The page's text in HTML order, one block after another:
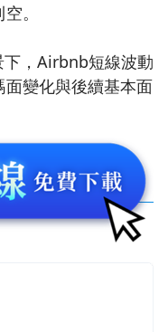
。
下，Airbnb短線波動
變化與後續基本面